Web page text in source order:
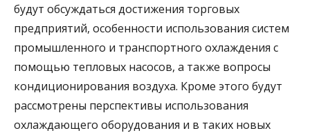
будут обсуждаться достижения торговых
предприятий, особенности использования систем
промышленного и транспортного охлаждения с
помощью тепловых насосов, а также вопросы
кондиционирования воздуха. Кроме этого будут
рассмотрены перспективы использования
охлаждающего оборудования и в таких новых